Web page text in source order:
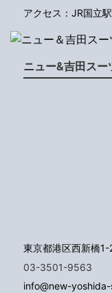
アクセス：JR国立
ニュー&吉田スー
東京都港区西新橋1-
03-3501-9563
info@new-